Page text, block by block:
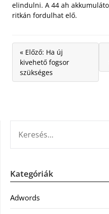
elindulni. A 44 ah
ritkán fordulhat elő.
« Előző: Ha új
kivehető fogsor
szükséges
Kategóriák
Adwords